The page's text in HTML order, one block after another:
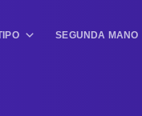
SEGUNDA MANO